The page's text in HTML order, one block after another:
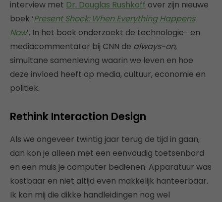
interview met Dr. Douglas Rushkoff over zijn nieuwe
boek ‘Present Shock: When Everything Happens
Now’. In het boek onderzoekt de technologie- en
mediacommentator bij CNN de always-on,
simultane samenleving waarin we leven en hoe
deze invloed heeft op media, cultuur, economie en
politiek.
Rethink Interaction Design
Als we ongeveer twintig jaar terug de tijd in gaan,
dan kon je alleen met een eenvoudig toetsenbord
en een muis je computer bedienen. Apparatuur was
kostbaar en niet altijd even makkelijk hanteerbaar.
Ik kan mij die dikke handleidingen nog wel